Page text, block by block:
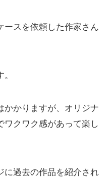
ースを依頼した作家さん
かかりますが、オリジナ
ワクワク感があって楽し
に過去の作品を紹介され